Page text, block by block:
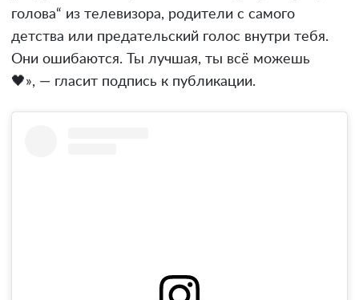
голова“ из телевизора, родители с самого
детства или предательский голос внутри тебя.
Они ошибаются. Ты лучшая, ты всё можешь
🖤», — гласит подпись к публикации.